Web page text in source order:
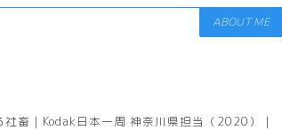
ABOUT ME
畜｜Kodak日本一周 神奈川県担当（2020）｜